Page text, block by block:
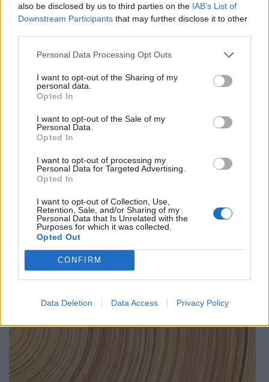
also be disclosed by us to third parties on the IAB’s List of
Downstream Participants that may further disclose it to other
Personal Data Processing Opt Outs
I want to opt-out of the Sharing of my
personal data.
Opted In
I want to opt-out of the Sale of my
Personal Data.
Opted In
I want to opt-out of processing my
Personal Data for Targeted Advertising.
Opted In
I want to opt-out of Collection, Use,
Retention, Sale, and/or Sharing of my
Personal Data that Is Unrelated with the
Purposes for which it was collected.
Opted Out
CONFIRM
Data Deletion Data Access Privacy Policy
Налице е риск от глобален недостиг на
дървени палети в търговията
12.04.2021 / 14:54